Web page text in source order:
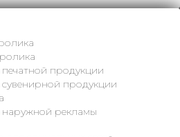
продукции
продукции
наружной рекламы